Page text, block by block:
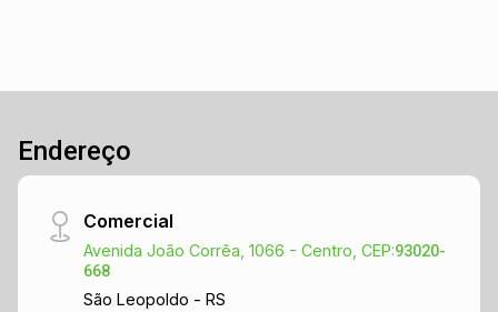
Endereço
Comercial
Avenida João Corrêa, 1066 - Centro, CEP:93020-
668
São Leopoldo - RS